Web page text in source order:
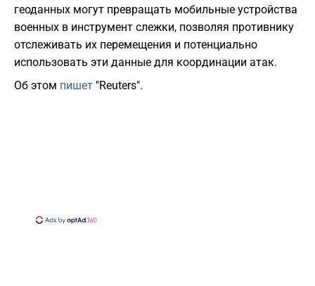
геоданных могут превращать мобильные устройства
военных в инструмент слежки, позволяя противнику
отслеживать их перемещения и потенциально
использовать эти данные для координации атак.
Об этом пишет "Reuters".